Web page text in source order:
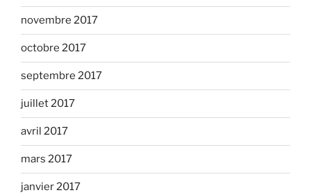
novembre 2017
octobre 2017
septembre 2017
juillet 2017
avril 2017
mars 2017
janvier 2017